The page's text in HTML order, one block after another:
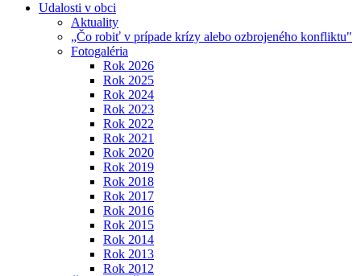
Udalosti v obci
Aktuality
„Čo robiť v prípade krízy alebo ozbrojeného konfliktu"
Fotogaléria
Rok 2026
Rok 2025
Rok 2024
Rok 2023
Rok 2022
Rok 2021
Rok 2020
Rok 2019
Rok 2018
Rok 2017
Rok 2016
Rok 2015
Rok 2014
Rok 2013
Rok 2012